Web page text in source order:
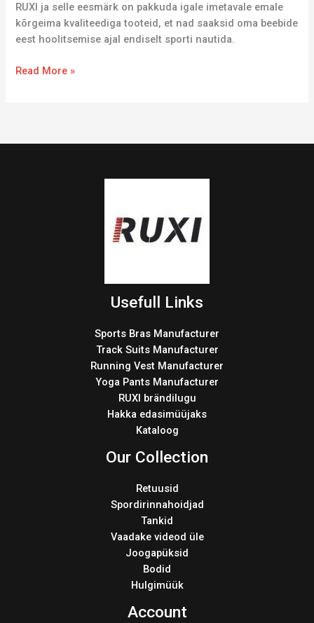
RUXI ja selle eesmärk on pakkuda igale imetavale emale
kõrgeima kvaliteediga tooteid, et nad saaksid oma beebide
eest hoolitsemise ajal endiselt sporti nautida.
Read More »
Usefull Links
Sports Bras Manufacturer
Track Suits Manufacturer
Running Vest Manufacturer
Yoga Pants Manufacturer
RUXI brändilugu
Hakka edasimüüjaks
Kataloog
Our Collection
Retuusid
Spordirinnahoidjad
Tankid
Vaadake videod üle
Joogapüksid
Bodid
Hulgimüük
Account